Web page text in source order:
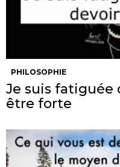
PHILOSOPHIE
Je suis fatiguée
être forte